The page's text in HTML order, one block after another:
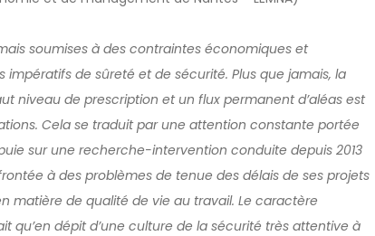
soumises à des contraintes économiques et
impératifs de sûreté et de sécurité. Plus que jamais, la
niveau de prescription et un flux permanent d’aléas est
Cela se traduit par une attention constante portée
sur une recherche-intervention conduite depuis 2013
à des problèmes de tenue des délais de ses projets
matière de qualité de vie au travail. Le caractère
qu’en dépit d’une culture de la sécurité très attentive à